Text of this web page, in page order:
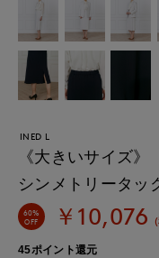
INED L
《大きいサイズ
シンメトリータッ
60%
OFF
￥10,076
45ポイント還元